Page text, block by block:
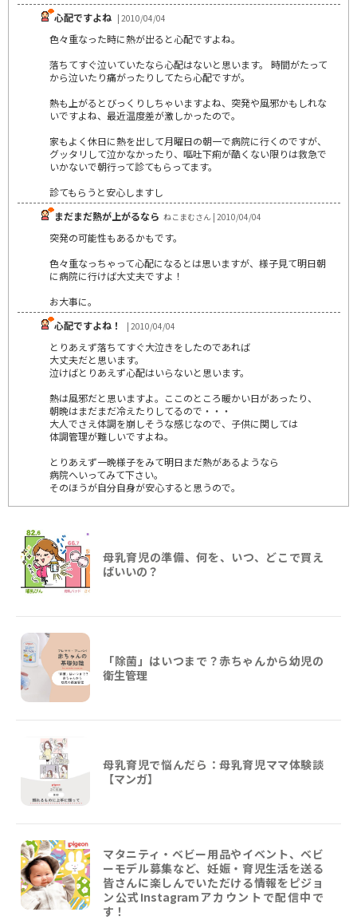
心配ですよね | 2010/04/04
色々重なった時に熱が出ると心配ですよね。
落ちてすぐ泣いていたなら心配はないと思います。 時間がたって
から泣いたり痛がったりしてたら心配ですが。
熱も上がるとびっくりしちゃいますよね、突発や風邪かもしれな
いですよね、最近温度差が激しかったので。
家もよく休日に熱を出して月曜日の朝一で病院に行くのですが、
グッタリして泣かなかったり、嘔吐下痢が酷くない限りは救急で
いかないで朝行って診てもらってます。
診てもらうと安心しますし
まだまだ熱が上がるなら ねこまむさん | 2010/04/04
突発の可能性もあるかもです。
色々重なっちゃって心配になるとは思いますが、様子見て明日朝
に病院に行けば大丈夫ですよ！
お大事に。
心配ですよね！
| 2010/04/04
とりあえず落ちてすぐ大泣きをしたのであれば
大丈夫だと思います。
泣けばとりあえず心配はいらないと思います。
熱は風邪だと思いますよ。ここのところ暖かい日があったり、
朝晩はまだまだ冷えたりしてるので・・・
大人でさえ体調を崩しそうな感じなので、子供に関しては
体調管理が難しいですよね。
とりあえず一晩様子をみて明日まだ熱があるようなら
病院へいってみて下さい。
そのほうが自分自身が安心すると思うので。
母乳育児の準備、何を、いつ、どこで買え
ばいいの？
「除菌」はいつまで？赤ちゃんから幼児の
衛生管理
母乳育児で悩んだら：母乳育児ママ体験談
【マンガ】
マタニティ・ベビー用品やイベント、ベビ
ーモデル募集など、妊娠・育児生活を送る
皆さんに楽しんでいただける情報をピジョ
ン公式Instagramアカウントで配信中で
す！